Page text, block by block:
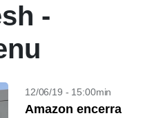
-
12/06/19 - 15:00min
Amazon encerra